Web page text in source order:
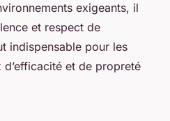
exigeants, il
et respect de
indispensable pour les
et de propreté